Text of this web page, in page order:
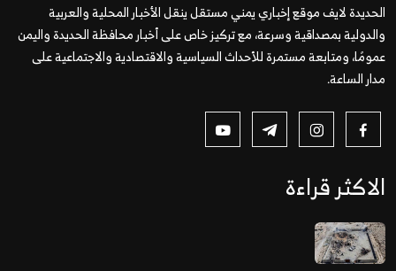
الحديدة لايف موقع إخباري يمني مستقل ينقل الأخبار المحلية والعربية
والدولية بمصداقية وسرعة، مع تركيز خاص على أخبار محافظة الحديدة واليمن
عمومًا، ومتابعة مستمرة للأحداث السياسية والاقتصادية والاجتماعية على
مدار الساعة.
الاكثر قراءة